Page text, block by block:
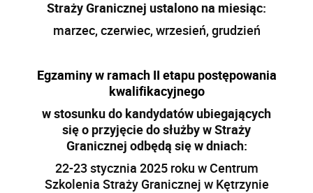
Straży Granicznej ustalono na miesiąc:
marzec, czerwiec, wrzesień, grudzień
Egzaminy w ramach II etapu postępowania
kwalifikacyjnego
w stosunku do kandydatów ubiegających
się o przyjęcie do służby w Straży
Granicznej odbędą się w dniach:
22-23 stycznia 2025 roku w Centrum
Szkolenia Straży Granicznej w Kętrzynie